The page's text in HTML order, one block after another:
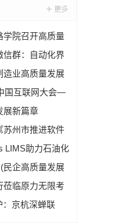
学院召开高质量
结表彰会
信群：自动化界
航
造业高质量发展
走进湖南常德
国互联网大会—
议并致辞
展新篇章
苏州市推进软件
（2026～2027
LIMS助力石油化
质量发展
民企高质量发展
和大脑，工业机
莅临原力无限考
业高质量发展
：京杭深蝉联